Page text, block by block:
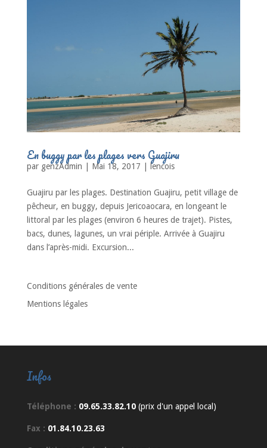
En buggy par les plages vers Guajiru
par genzAdmin Mai 18, 2017 lencois
Guajiru par les plages. Destination Guajiru, petit village de
pêcheur, en buggy, depuis Jericoaocara, en longeant le
littoral par les plages (environ 6 heures de trajet). Pistes,
bacs, dunes, lagunes, un vrai périple. Arrivée à Guajiru
dans l’après-midi. Excursion...
Conditions générales de vente
Mentions légales
Infos
Téléphone : 09.65.33.82.10(prix d'un appel local)
Fax : 01.84.10.23.63